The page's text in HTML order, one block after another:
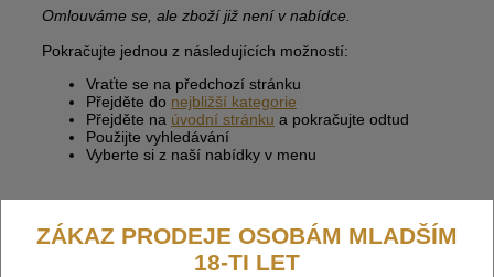
Omlouváme se, ale zboží již není v nabídce.
Pokračujte jednou z následujících možností:
Vraťte se na předchozí stránku
Přejděte do nejbližší kategorie
Přejděte na úvodní stránku a pokračujte odtud
Použijte vyhledávání
Vyberte si z naší nabídky v menu
ZÁKAZ PRODEJE OSOBÁM MLADŠÍM
18-TI LET